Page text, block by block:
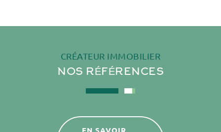
CRÉATEUR IMMOBILIER
NOS RÉFÉRENCES
EN SAVOIR